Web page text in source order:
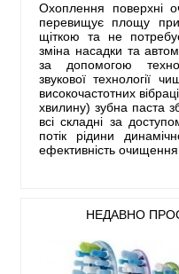
Охоплення поверхні
перевищує площу
щіткою та не
зміна насадки та
за допомогою
звукової технології
високочастотних
хвилину) зубна паста
всі складні за
потік рідини
ефективність
НЕДАВНО